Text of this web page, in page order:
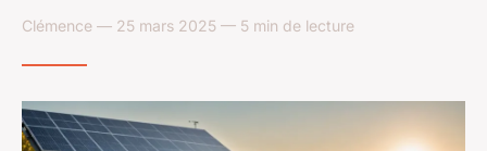
Clémence — 25 mars 2025 — 5 min de lecture